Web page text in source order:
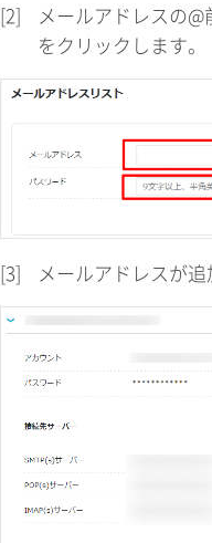
[2]
メールアドレスの
をクリックします。
[3] メールアドレスが